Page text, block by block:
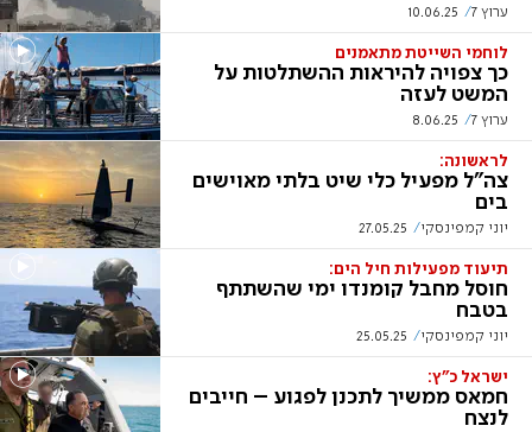
ערוץ 7 10.06.25
לוחמי השייטת מתאמנים
כך צפויה להיראות ההשתלטות על
המשט לעזה
ערוץ 7 8.06.25
לראשונה:
צה"ל מפעיל כלי שיט בלתי מאוישים
בים
יוני קמפינסקי 27.05.25
תיעוד מפעילות חיל הים:
חוסל מחבל קומנדו ימי שהשתתף
בטבח
יוני קמפינסקי 25.05.25
ישראל כ"ץ:
חמאס ממשיך לתכנן לפגוע – חייבים
לנצח